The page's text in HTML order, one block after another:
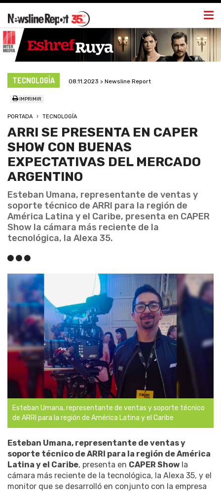
TECNOLOGÍA 08.11.2023 > Newsline Report
IMPRIMIR
PORTADA TECNOLOGÍA
ARRI SE PRESENTA EN CAPER
SHOW CON BUENAS
EXPECTATIVAS DEL MERCADO
ARGENTINO
Esteban Umana, representante de ventas y
soporte técnico de ARRI para la región de
América Latina y el Caribe, presenta en CAPER
Show la cámara más reciente de la
tecnológica, la Alexa 35.
Esteban Umana, representante de ventas y soporte técnico
de ARRI para la región de América Latina y el Caribe
Esteban Umana, representante de ventas y
soporte técnico de ARRI para la región de América
Latina y el Caribe, presenta en CAPER Show la
cámara más reciente de la tecnológica, la Alexa 35, y el
monitor que se desarrolló en conjunto con la empresa